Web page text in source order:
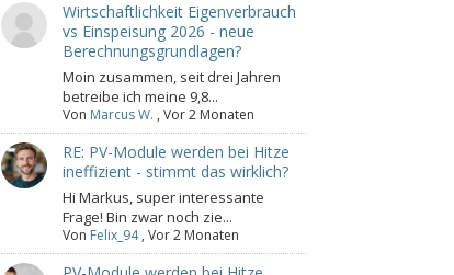
Wirtschaftlichkeit Eigenverbrauch
vs Einspeisung 2026 - neue
Berechnungsgrundlagen?
Moin zusammen, seit drei Jahren
betreibe ich meine 9,8...
Von Marcus W. , Vor 2 Monaten
RE: PV-Module werden bei Hitze
ineffizient - stimmt das wirklich?
Hi Markus, super interessante
Frage! Bin zwar noch zie...
Von Felix_94, Vor 2 Monaten